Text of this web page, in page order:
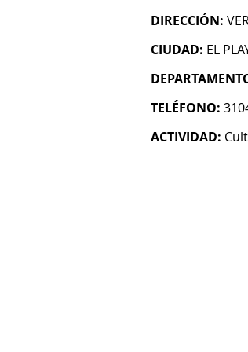
DIRECCIÓN:
CIUDAD: EL
TELÉFONO:
ACTIVIDAD: